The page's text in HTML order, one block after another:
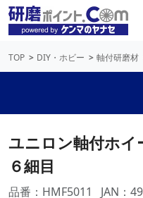
TOP DIY・ホビー 軸付研磨材
ユニロン軸付ホイ
６細目
品番：HMF5011 JAN：